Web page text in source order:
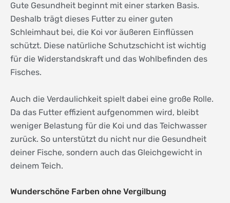
Gute Gesundheit beginnt mit einer starken Basis.
Deshalb trägt dieses Futter zu einer guten
Schleimhaut bei, die Koi vor äußeren Einflüssen
schützt. Diese natürliche Schutzschicht ist wichtig
für die Widerstandskraft und das Wohlbefinden des
Fisches.
Auch die Verdaulichkeit spielt dabei eine große Rolle.
Da das Futter effizient aufgenommen wird, bleibt
weniger Belastung für die Koi und das Teichwasser
zurück. So unterstützt du nicht nur die Gesundheit
deiner Fische, sondern auch das Gleichgewicht in
deinem Teich.
Wunderschöne Farben ohne Vergilbung